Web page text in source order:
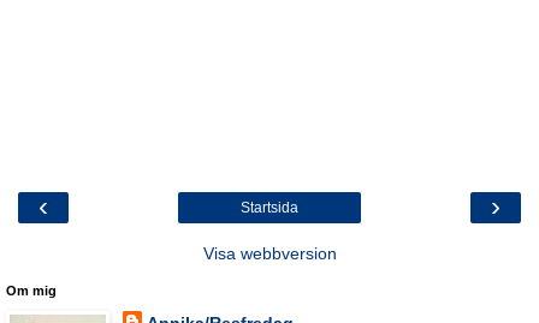
‹ ›
Startsida
Visa webbversion
Om mig